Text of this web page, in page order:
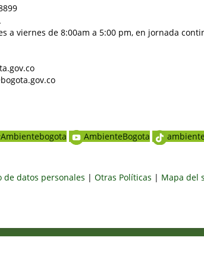
a viernes de 8:00am a 5:00 pm, en jornada
Ambientebogota AmbienteBogota
datos personales | Otras Políticas | Mapa del